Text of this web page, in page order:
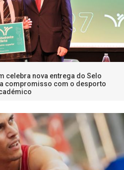
celebra nova entrega do Selo
compromisso com o desporto